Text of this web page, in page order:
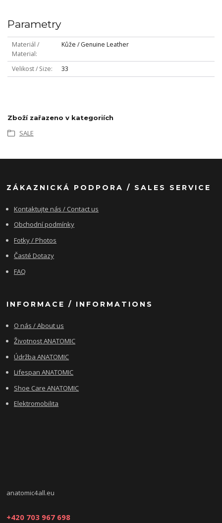
Parametry
Materiál /
Material
Kůže / Genuine Leather
Velikost / Size 33
Zboží zařazeno v kategoriích
SALE
ZÁKAZNICKÁ PODPORA / SALES SERVICE
Kontaktujte nás / Contact us
Obchodní podmínky
Fotky / Photos
Časté Dotazy
FAQ
INFORMACE / INFORMATIONS
O nás / About us
Životnost ANATOMIC
Údržba ANATOMIC
Lifespan ANATOMIC
Shoe Care ANATOMIC
Elektromobilita
anatomic4all.eu
+420 703 967 698